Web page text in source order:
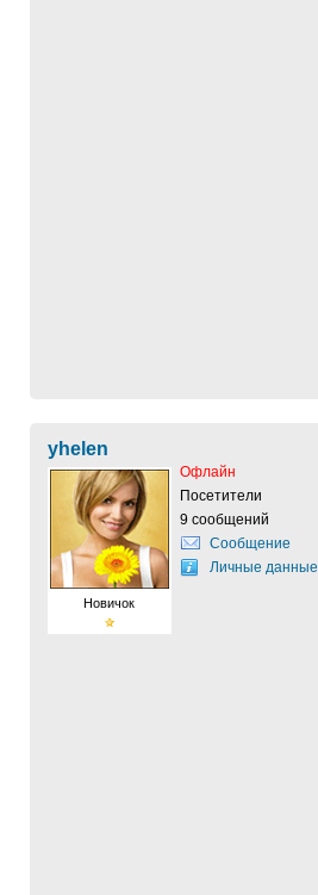
yhelen
Новичок
Офлайн
Посетители
9 сообщений
Сообщение
Личные данные